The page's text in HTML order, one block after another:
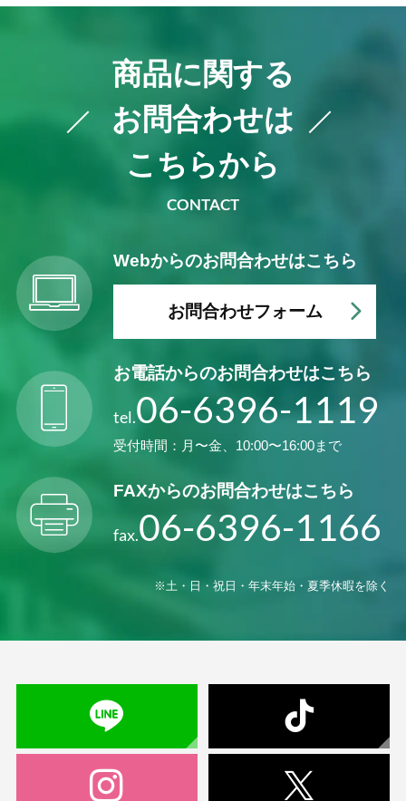
商品に関する
お問合わせは
こちらから
CONTACT
Webからのお問合わせはこちら
お問合わせフォーム
お電話からのお問合わせはこちら
tel.06-6396-1119
受付時間：月〜金、10:00〜16:00まで
FAXからのお問合わせはこちら
fax.06-6396-1166
※土・日・祝日・年末年始・夏季休暇を除く